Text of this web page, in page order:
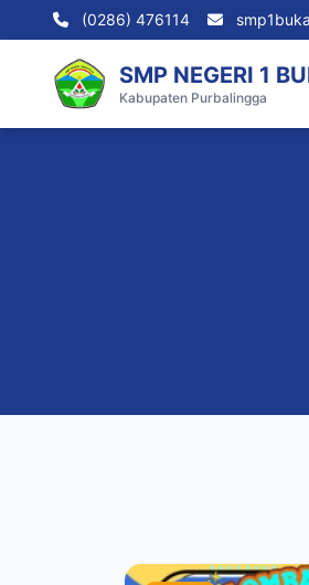
(0286) 476114
SMP NEGERI 1
Kabupaten Purbalingga